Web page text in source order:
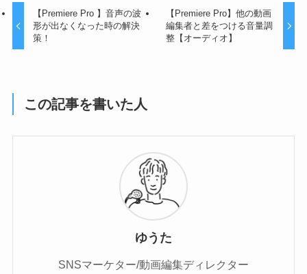
【Premiere Pro 】音声の波
形が出なくなった時の解決
策！
【Premiere Pro】他の動画
編集者と差をつける音量調
整【オーディオ】
この記事を書いた人
ゆうた
SNSマーケター/動画編集ディレクター